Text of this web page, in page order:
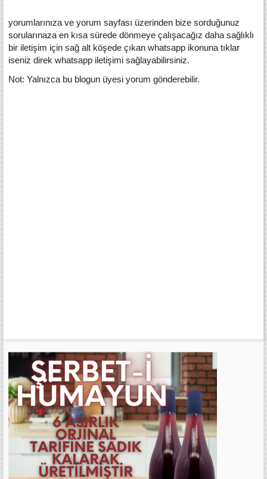
yorumlarınıza ve yorum sayfası üzerinden bize sorduğunuz
sorularınaza en kısa sürede dönmeye çalışacağız daha sağlıklı
bir iletişim için sağ alt köşede çıkan whatsapp ikonuna tıklar
iseniz direk whatsapp iletişimi sağlayabilirsiniz.
Not: Yalnızca bu blogun üyesi yorum gönderebilir.